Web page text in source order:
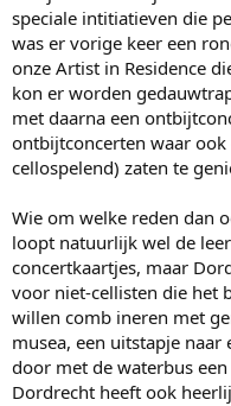
speciale intitiatieven die
was er vorige keer een
onze Artist in Residence
kon er worden
met daarna een
ontbijtconcerten waar
cellospelend) zaten te
Wie om welke reden dan
loopt natuurlijk wel de
concertkaartjes, maar
voor niet-cellisten die het
willen comb ineren met
musea, een uitstapje naar
door met de waterbus
Dordrecht heeft ook